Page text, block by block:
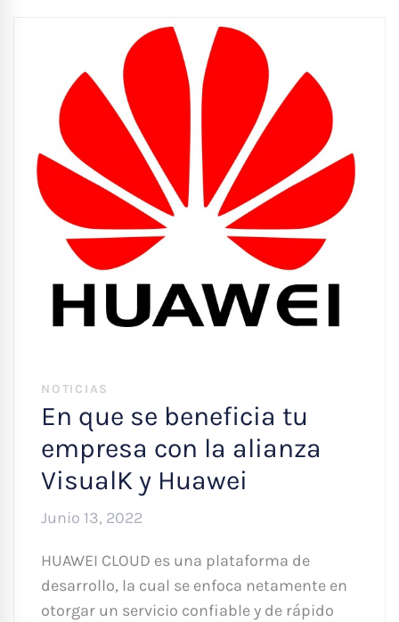
NOTICIAS
En que se beneficia tu
empresa con la alianza
VisualK y Huawei
Junio 13, 2022
HUAWEI CLOUD es una plataforma de
desarrollo, la cual se enfoca netamente en
otorgar un servicio confiable y de rápido